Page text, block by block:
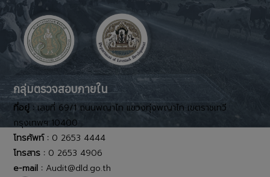
กลุ่มตรวจสอบภายใน
ที่อยู่ :เลขที่ 69/1 ถนนพญาไท แขวงทุ่งพญาไท เขตราชเทวี
กรุงเทพฯ 10400
โทรศัพท์ : 0 2653 4444
โทรสาร : 0 2653 4906
e-mail : Audit@dld.go.th